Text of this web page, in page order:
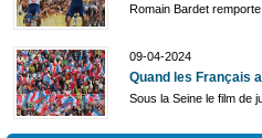
Romain Bardet
09-04-2024
Quand les Français
Sous la Seine le film de